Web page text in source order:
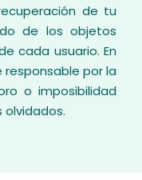
de tu
de los objetos
cada usuario. En
responsable por la
o imposibilidad